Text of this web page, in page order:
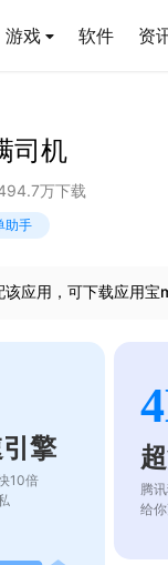
游戏 软件 资
司机
万下载
助手
应用，可下载应用宝
擎
10倍
腾
给